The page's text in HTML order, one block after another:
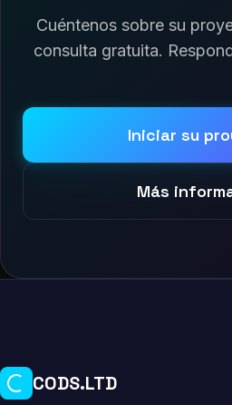
Cuéntenos sobre su
consulta gratuita.
Iniciar su
Más
CODS.LTD